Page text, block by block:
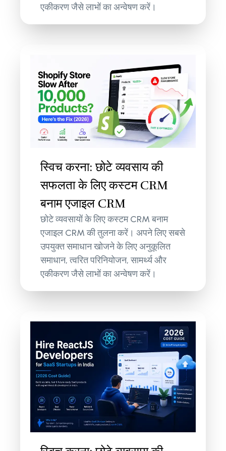
एकीकरण जैसे लाभों का अन्वेषण करें।
स्विच करना: छोटे व्यवसाय की
सफलता के लिए कस्टम CRM
बनाम एजाइल CRM
छोटे व्यवसायों के लिए कस्टम CRM बनाम
एजाइल CRM की तुलना करें। अपने लिए सबसे
उपयुक्त समाधान खोजने के लिए अनुकूलित
समाधान, त्वरित परिनियोजन, सामर्थ्य और
एकीकरण जैसे लाभों का अन्वेषण करें।